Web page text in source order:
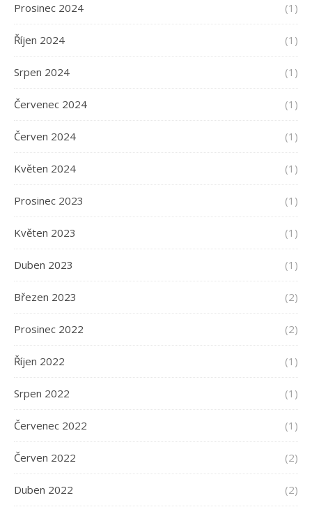
Prosinec 2024 (1)
Říjen 2024 (1)
Srpen 2024 (1)
Červenec 2024 (1)
Červen 2024 (1)
Květen 2024 (1)
Prosinec 2023 (1)
Květen 2023 (1)
Duben 2023 (1)
Březen 2023 (2)
Prosinec 2022 (2)
Říjen 2022 (1)
Srpen 2022 (1)
Červenec 2022 (1)
Červen 2022 (2)
Duben 2022 (2)